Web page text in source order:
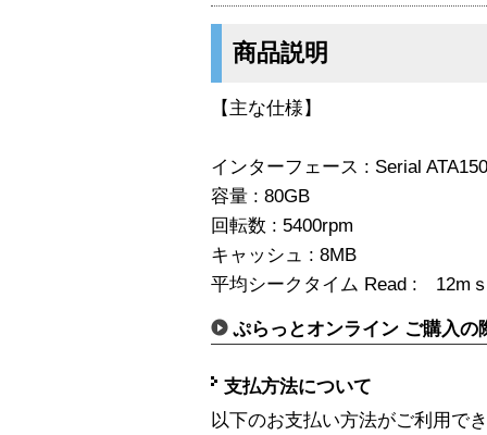
商品説明
【主な仕様】
インターフェース : Serial ATA150
容量 : 80GB
回転数 : 5400rpm
キャッシュ : 8MB
平均シークタイム Read : 12m
ぷらっとオンライン ご購入の
支払方法について
以下のお支払い方法がご利用で